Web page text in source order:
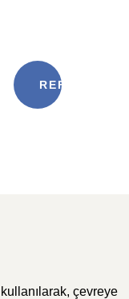
çevreye